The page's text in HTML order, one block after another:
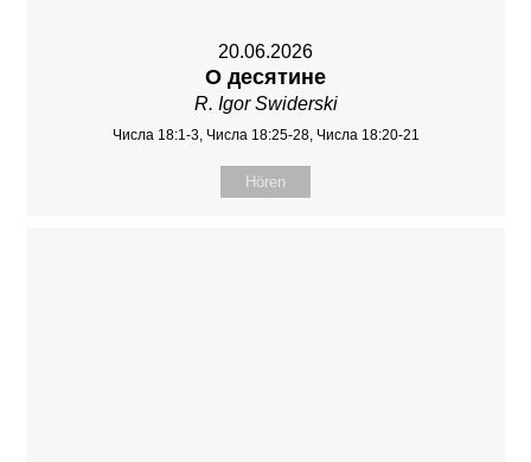
20.06.2026
О десятине
R. Igor Swiderski
Числа 18:1-3, Числа 18:25-28, Числа 18:20-21
Hören